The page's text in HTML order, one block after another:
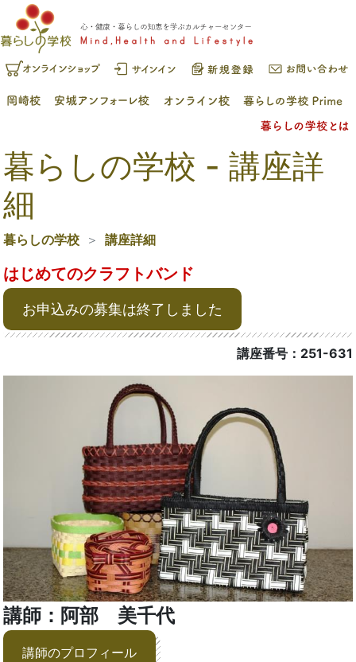
暮らしの学校 - 講座詳
細
暮らしの学校 講座詳細
はじめてのクラフトバンド
お申込みの募集は終了しました
講座番号：251-631
講師：阿部 美千代
講師のプロフィール